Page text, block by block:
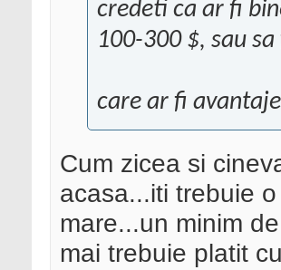
credeti ca ar fi
100-300 $, sau
care ar fi
Cum zicea si
acasa...iti trebuie
mare...un minim
mai trebuie platit